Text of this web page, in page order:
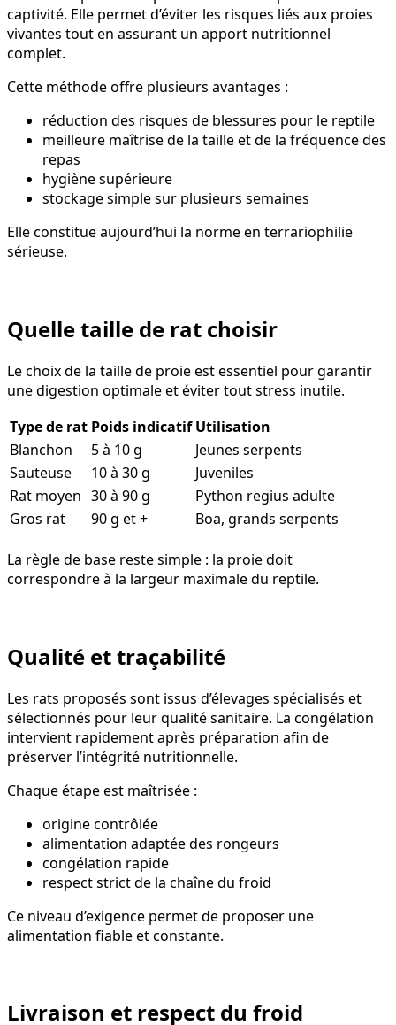
captivité. Elle permet d’éviter les risques liés aux proies
vivantes tout en assurant un apport nutritionnel
complet.
Cette méthode offre plusieurs avantages :
réduction des risques de blessures pour le reptile
meilleure maîtrise de la taille et de la fréquence des
repas
hygiène supérieure
stockage simple sur plusieurs semaines
Elle constitue aujourd’hui la norme en terrariophilie
sérieuse.
Quelle taille de rat choisir
Le choix de la taille de proie est essentiel pour garantir
une digestion optimale et éviter tout stress inutile.
Type de rat Poids indicatif Utilisation
Blanchon
5 à 10 g
Jeunes serpents
Sauteuse
10 à 30 g
Juveniles
Rat moyen 30 à 90 g
Python regius adulte
Gros rat
90 g et + Boa, grands serpents
La règle de base reste simple : la proie doit
correspondre à la largeur maximale du reptile.
Qualité et traçabilité
Les rats proposés sont issus d’élevages spécialisés et
sélectionnés pour leur qualité sanitaire. La congélation
intervient rapidement après préparation afin de
préserver l’intégrité nutritionnelle.
Chaque étape est maîtrisée :
origine contrôlée
alimentation adaptée des rongeurs
congélation rapide
respect strict de la chaîne du froid
Ce niveau d’exigence permet de proposer une
alimentation fiable et constante.
Livraison et respect du froid